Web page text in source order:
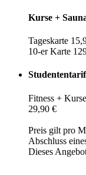
Kurse +
Tageskarte
10-er Karte
Studententarif
Fitness +
29,90 €
Preis gilt pro
Abschluss
Dieses